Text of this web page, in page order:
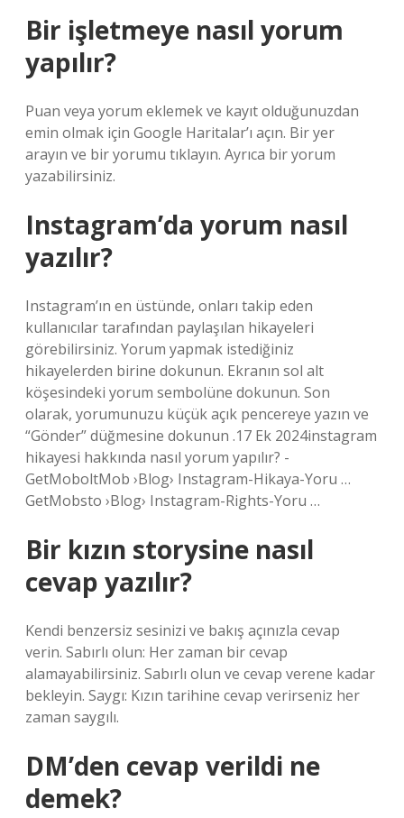
Bir işletmeye nasıl yorum
yapılır?
Puan veya yorum eklemek ve kayıt olduğunuzdan
emin olmak için Google Haritalar’ı açın. Bir yer
arayın ve bir yorumu tıklayın. Ayrıca bir yorum
yazabilirsiniz.
Instagram’da yorum nasıl
yazılır?
Instagram’ın en üstünde, onları takip eden
kullanıcılar tarafından paylaşılan hikayeleri
görebilirsiniz. Yorum yapmak istediğiniz
hikayelerden birine dokunun. Ekranın sol alt
köşesindeki yorum sembolüne dokunun. Son
olarak, yorumunuzu küçük açık pencereye yazın ve
“Gönder” düğmesine dokunun .17 Ek 2024instagram
hikayesi hakkında nasıl yorum yapılır? -
GetMoboltMob ›Blog› Instagram-Hikaya-Yoru …
GetMobsto ›Blog› Instagram-Rights-Yoru …
Bir kızın storysine nasıl
cevap yazılır?
Kendi benzersiz sesinizi ve bakış açınızla cevap
verin. Sabırlı olun: Her zaman bir cevap
alamayabilirsiniz. Sabırlı olun ve cevap verene kadar
bekleyin. Saygı: Kızın tarihine cevap verirseniz her
zaman saygılı.
DM’den cevap verildi ne
demek?